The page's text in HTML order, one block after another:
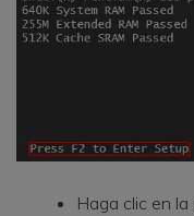
Haga clic en